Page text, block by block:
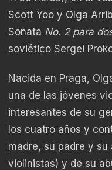
Scott Yoo y Olga
Sonata No. 2 para
soviético Sergei
Nacida en Praga,
una de las jóvenes
interesantes de su
los cuatro años y
madre, su padre y
violinistas) y de su